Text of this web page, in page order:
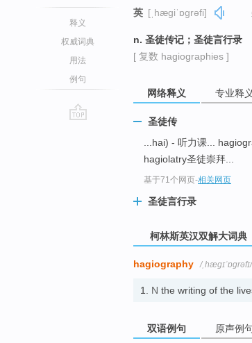
释义
权威词典
用法
例句
英 [ˌhæɡiˈɒɡrəfi]
n. 圣徒传记；圣徒言行录
[ 复数 hagiographies ]
网络释义 专业释义
圣徒传
...hai) - 听力课...
hagiolatry圣徒崇拜...
基于71个网页-相关网页
圣徒言行录
柯林斯英汉双解大词典
hagiography /ˌhæɡɪˈɒɡrəfɪ/
1. N the writing of the
双语例句 原声例